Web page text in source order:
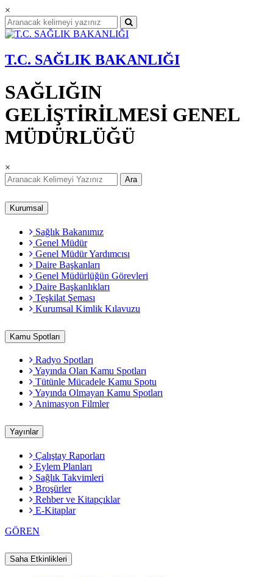
×
T.C. SAĞLIK BAKANLIĞI
SAĞLIĞIN
GELİŞTİRİLMESİ GENEL
MÜDÜRLÜĞÜ
×
Ara
Kurumsal
Sağlık Bakanımız
Genel Müdür
Genel Müdür Yardımcısı
Daire Başkanları
Genel Müdürlüğün Görevleri
Daire Başkanlıkları
Teşkilat Şeması
Kurumsal Kimlik Kılavuzu
Kamu Spotları
Radyo Spotları
Yayında Olan Kamu Spotları
Tütünle Mücadele Kamu Spotu
Yayında Olmayan Kamu Spotları
Animasyon Filmler
Yayınlar
Çalıştay Raporları
Eylem Planları
Sağlık Takvimleri
Broşürler
Rehber ve Kitapçıklar
E-Kitaplar
GÖREN
Saha Etkinlikleri